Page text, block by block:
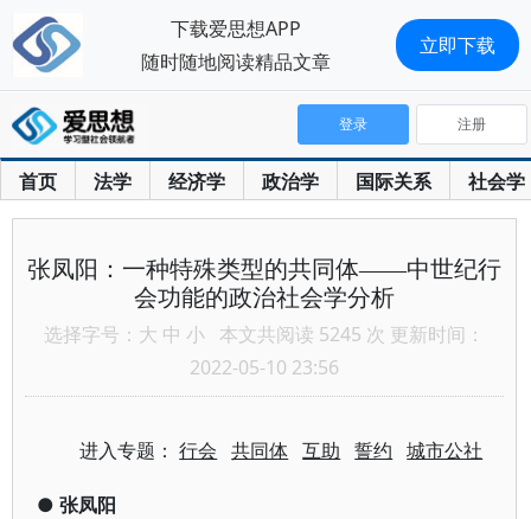
首页 法学 经济学 政治学 国际关系 社会学
登录 注册
张凤阳：一种特殊类型的共同体——中世纪行
会功能的政治社会学分析
选择字号： 大 中 小 本文共阅读 5245 次 更新时间：
2022-05-10 23:56
进入专题：行会 共同体 互助 誓约 城市公社
● 张凤阳
下载爱思想APP
随时随地阅读精品文章
立即下载